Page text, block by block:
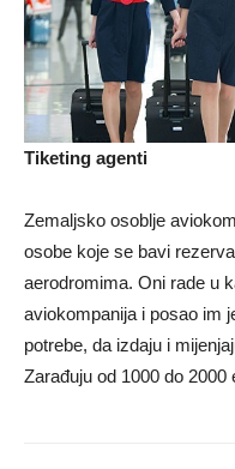
Tiketing agenti
Zemaljsko osoblje
osobe koje se bavi
aerodromima. Oni rade u
aviokompanija i posao im
potrebe, da izdaju i
Zarađuju od 1000 do 2000